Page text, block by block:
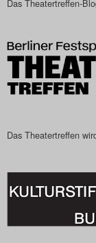
Das
Das
Das
Das Theatertreffen-
Das Theatertreffen